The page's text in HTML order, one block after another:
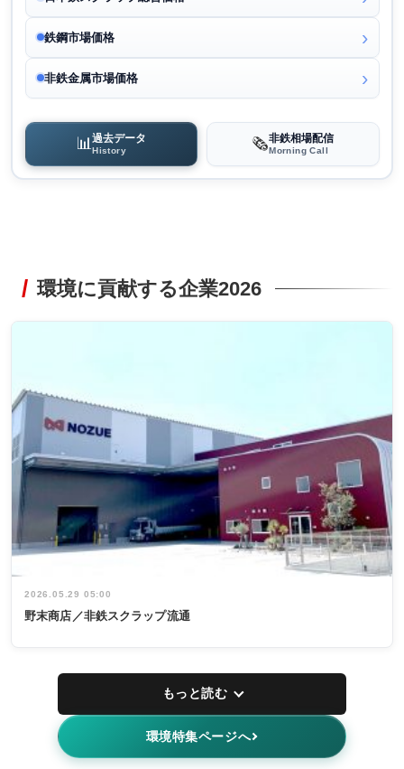
鉄鋼市場価格
非鉄金属市場価格
📊過去データ
History 🗞️非鉄相場配信
Morning Call
環境に貢献する企業2026
2026.05.29 05:00
野末商店／非鉄スクラップ流通
もっと読む
環境特集ページへ